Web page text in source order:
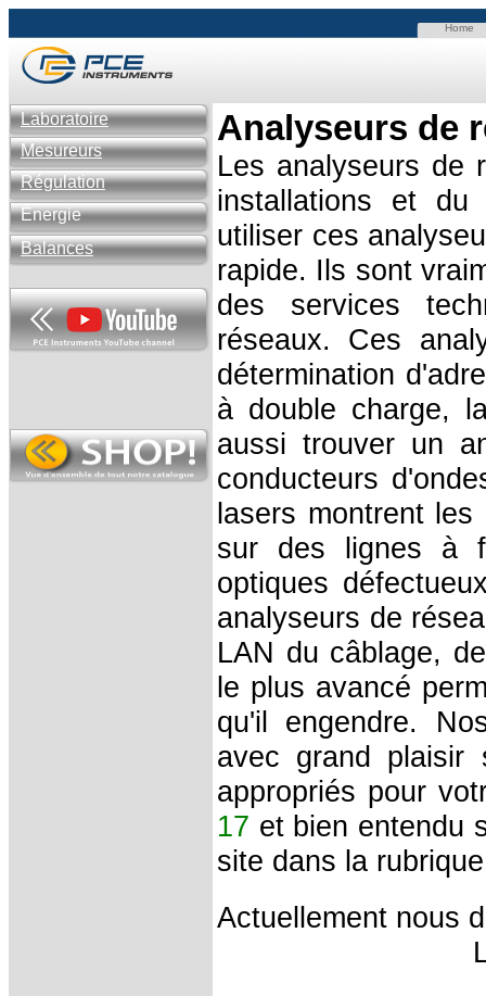
Home
Laboratoire
Mesureurs
Régulation
Énergie
Balances
Analyseurs de
Les analyseurs de
installations et
utiliser ces
rapide. Ils sont
des services
réseaux. Ces
détermination
à double charge,
aussi trouver un
conducteurs
lasers montrent
sur des lignes à
optiques
analyseurs de
LAN du câblage,
le plus avancé
qu'il engendre.
avec grand plaisir
appropriés pour
17 et bien entendu
site dans la
Actuellement nous